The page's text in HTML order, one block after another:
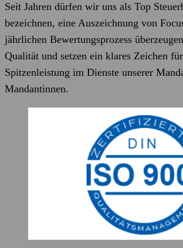
Seit Jahren dürfen wir uns als Top
bezeichnen, eine Auszeichnung von
jährlichen Bewertungsprozess
Qualität und setzen ein klares Zeichen
Spitzenleistung im Dienste unserer
Mandantinnen.